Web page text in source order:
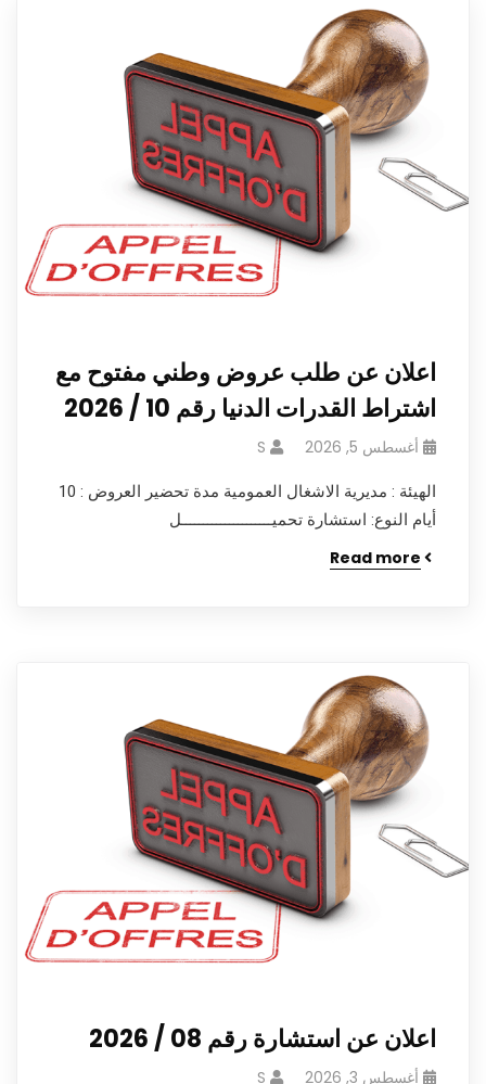
اعلان عن طلب عروض وطني مفتوح مع
اشتراط القدرات الدنيا رقم 10 / 2026
أغسطس 5, 2026 S
الهيئة : مديرية الاشغال العمومية مدة تحضير العروض : 10
أيام النوع: استشارة تحميـــــــــــــــــــــل
Read more
اعلان عن استشارة رقم 08 / 2026
أغسطس 3, 2026 S